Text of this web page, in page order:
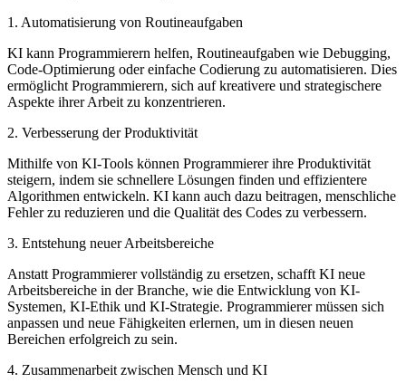
1. Automatisierung von Routineaufgaben
KI kann Programmierern helfen, Routineaufgaben wie Debugging,
Code-Optimierung oder einfache Codierung zu automatisieren. Dies
ermöglicht Programmierern, sich auf kreativere und strategischere
Aspekte ihrer Arbeit zu konzentrieren.
2. Verbesserung der Produktivität
Mithilfe von KI-Tools können Programmierer ihre Produktivität
steigern, indem sie schnellere Lösungen finden und effizientere
Algorithmen entwickeln. KI kann auch dazu beitragen, menschliche
Fehler zu reduzieren und die Qualität des Codes zu verbessern.
3. Entstehung neuer Arbeitsbereiche
Anstatt Programmierer vollständig zu ersetzen, schafft KI neue
Arbeitsbereiche in der Branche, wie die Entwicklung von KI-
Systemen, KI-Ethik und KI-Strategie. Programmierer müssen sich
anpassen und neue Fähigkeiten erlernen, um in diesen neuen
Bereichen erfolgreich zu sein.
4. Zusammenarbeit zwischen Mensch und KI